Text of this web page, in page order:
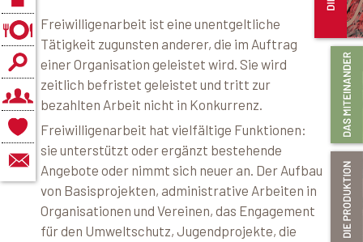
Freiwilligenarbeit ist eine unentgeltliche
Tätigkeit zugunsten anderer, die im Auftrag
einer Organisation geleistet wird. Sie wird
zeitlich befristet geleistet und tritt zur
bezahlten Arbeit nicht in Konkurrenz.
Freiwilligenarbeit hat vielfältige Funktionen:
sie unterstützt oder ergänzt bestehende
Angebote oder nimmt sich neuer an. Der Aufbau
von Basisprojekten, administrative Arbeiten in
Organisationen und Vereinen, das Engagement
für den Umweltschutz, Jugendprojekte, die